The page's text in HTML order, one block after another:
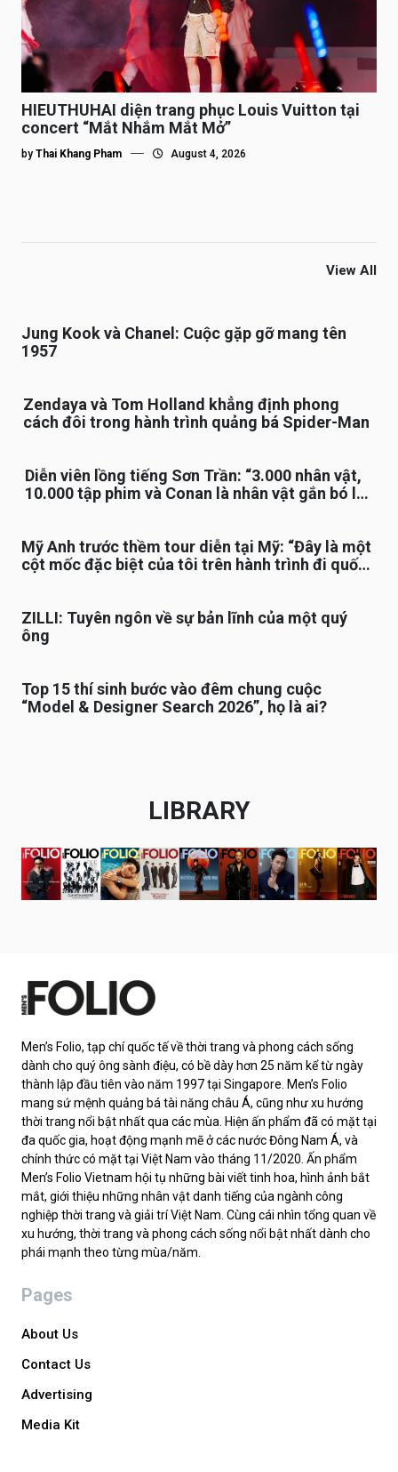
HIEUTHUHAI diện trang phục Louis Vuitton tại
concert “Mắt Nhắm Mắt Mở”
by Thai Khang Pham August 4, 2026
View All
Jung Kook và Chanel: Cuộc gặp gỡ mang tên
1957
Zendaya và Tom Holland khẳng định phong
cách đôi trong hành trình quảng bá Spider-Man
Diễn viên lồng tiếng Sơn Trần: “3.000 nhân vật,
10.000 tập phim và Conan là nhân vật gắn bó lâu
Mỹ Anh trước thềm tour diễn tại Mỹ: “Đây là một
cột mốc đặc biệt của tôi trên hành trình đi quốc
ZILLI: Tuyên ngôn về sự bản lĩnh của một quý
ông
Top 15 thí sinh bước vào đêm chung cuộc
“Model & Designer Search 2026”, họ là ai?
LIBRARY
Men’s Folio, tạp chí quốc tế về thời trang và phong cách sống
dành cho quý ông sành điệu, có bề dày hơn 25 năm kể từ ngày
thành lập đầu tiên vào năm 1997 tại Singapore. Men’s Folio
mang sứ mệnh quảng bá tài năng châu Á, cũng như xu hướng
thời trang nổi bật nhất qua các mùa. Hiện ấn phẩm đã có mặt tại
đa quốc gia, hoạt động mạnh mẽ ở các nước Đông Nam Á, và
chính thức có mặt tại Việt Nam vào tháng 11/2020. Ấn phẩm
Men’s Folio Vietnam hội tụ những bài viết tinh hoa, hình ảnh bắt
mắt, giới thiệu những nhân vật danh tiếng của ngành công
nghiệp thời trang và giải trí Việt Nam. Cùng cái nhìn tổng quan về
xu hướng, thời trang và phong cách sống nổi bật nhất dành cho
phái mạnh theo từng mùa/năm.
Pages
About Us
Contact Us
Advertising
Media Kit